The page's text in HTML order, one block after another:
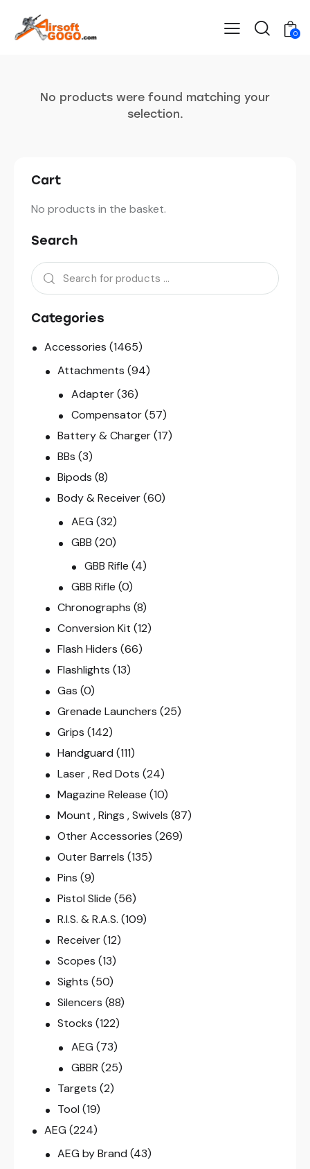
0
No products were found matching your
selection.
Cart
No products in the basket.
Search
Categories
Accessories (1465)
Attachments (94)
Adapter (36)
Compensator (57)
Battery & Charger (17)
BBs (3)
Bipods (8)
Body & Receiver (60)
AEG (32)
GBB (20)
GBB Rifle (4)
GBB Rifle (0)
Chronographs (8)
Conversion Kit (12)
Flash Hiders (66)
Flashlights (13)
Gas (0)
Grenade Launchers (25)
Grips (142)
Handguard (111)
Laser , Red Dots (24)
Magazine Release (10)
Mount , Rings , Swivels (87)
Other Accessories (269)
Outer Barrels (135)
Pins (9)
Pistol Slide (56)
R.I.S. & R.A.S. (109)
Receiver (12)
Scopes (13)
Sights (50)
Silencers (88)
Stocks (122)
AEG (73)
GBBR (25)
Targets (2)
Tool (19)
AEG (224)
AEG by Brand (43)